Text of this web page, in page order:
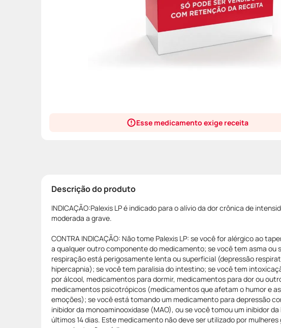
Esse medicamento exige receita
Descrição do produto
INDICAÇÃO:Palexis LP é indicado para o alívio da dor crônica de
moderada a grave.
CONTRA INDICAÇÃO: Não tome Palexis LP: se você for alérgico ao
a qualquer outro componente do medicamento; se você tem asma ou
respiração está perigosamente lenta ou superficial (depressão
hipercapnia); se você tem paralisia do intestino; se você tem
por álcool, medicamentos para dormir, medicamentos para dor ou
medicamentos psicotrópicos (medicamentos que afetam o humor e as
emoções); se você está tomando um medicamento para depressão
inibidor da monoaminooxidase (MAO), ou se você tomou um inibidor da
últimos 14 dias. Este medicamento não deve ser utilizado por mulheres